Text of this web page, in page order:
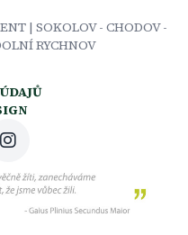
| SOKOLOV - CHODOV -
RYCHNOV